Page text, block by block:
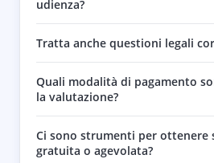
udienza?
Tratta anche questioni legali
Quali modalità di pagamento
la valutazione?
Ci sono strumenti per ottenere
gratuita o agevolata?